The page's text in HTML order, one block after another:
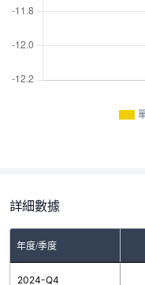
詳細數據
年度/季度
2024-Q4